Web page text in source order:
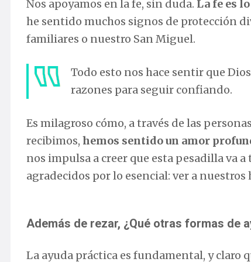
Nos apoyamos en la fe, sin duda. La fe es
he sentido muchos signos de protección
familiares o nuestro San Miguel.
Todo esto nos hace sentir que
razones para seguir confiando.
Es milagroso cómo, a través de las
recibimos, hemos sentido un amor
nos impulsa a creer que esta pesadilla va
agradecidos por lo esencial: ver a
Además de rezar, ¿Qué otras formas de
La ayuda práctica es fundamental, y claro